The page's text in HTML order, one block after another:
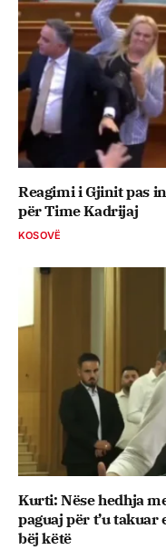
Reagimi i Gjinit pas
për Time Kadrijaj
KOSOVË
Kurti: Nëse hedhja
paguaj për t’u
bëj këtë